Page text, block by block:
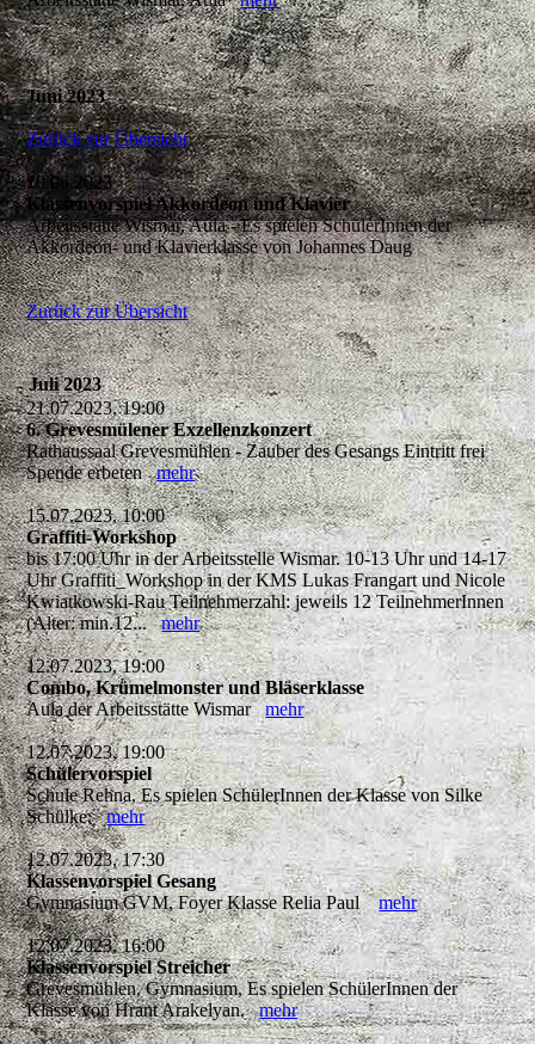
Juni 2023
Zurück zur Übersicht
10.06.2023
Klassenvorspiel Akkordeon und Klavier
Arbeitsstätte Wismar, Aula - Es spielen SchülerInnen der
Akkordeon- und Klavierklasse von Johannes Daug
Zurück zur Übersicht
Juli 2023
21.07.2023, 19:00
6. Grevesmülener Exzellenzkonzert
Rathaussaal Grevesmühlen - Zauber des Gesangs Eintritt frei
Spende erbetenmehr
15.07.2023, 10:00
Graffiti-Workshop
bis 17:00 Uhr in der Arbeitsstelle Wismar. 10-13 Uhr und 14-17
Uhr Graffiti_Workshop in der KMS Lukas Frangart und Nicole
Kwiatkowski-Rau Teilnehmerzahl: jeweils 12 TeilnehmerInnen
(Alter: min.12...mehr
12.07.2023, 19:00
Combo, Krümelmonster und Bläserklasse
Aula der Arbeitsstätte Wismarmehr
12.07.2023, 19:00
Schülervorspiel
Schule Rehna, Es spielen SchülerInnen der Klasse von Silke
Schülke.mehr
12.07.2023, 17:30
Klassenvorspiel Gesang
Gymnasium GVM, Foyer Klasse Relia Paulmehr
12.07.2023, 16:00
Klassenvorspiel Streicher
Grevesmühlen, Gymnasium, Es spielen SchülerInnen der
Klasse von Hrant Arakelyan.mehr